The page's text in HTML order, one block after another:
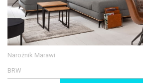
Narożnik Marawi
BRW